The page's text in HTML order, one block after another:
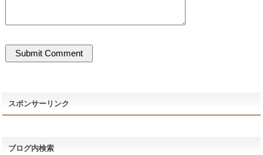
スポンサーリンク
ブログ内検索